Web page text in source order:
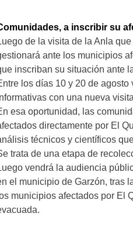
a inscribir su
de la visita de la Anla
ante los municipios
inscriban su situación ante
los días 10 y 20 de
con una nueva
esa oportunidad, las
directamente por El
técnicos y científicos
trata de una etapa de
vendrá la audiencia
el municipio de Garzón, tras
municipios afectados por El